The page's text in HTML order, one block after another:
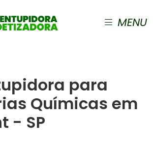
MENU
para
Químicas em
- SP